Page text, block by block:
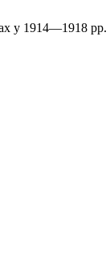
у 1914—1918 рр.